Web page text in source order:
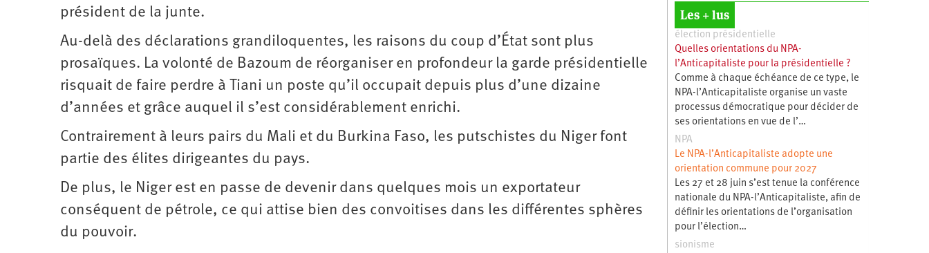
président de la junte.
Au-delà des déclarations grandiloquentes, les raisons du coup d’État sont plus
prosaïques. La volonté de Bazoum de réorganiser en profondeur la garde présidentielle
risquait de faire perdre à Tiani un poste qu’il occupait depuis plus d’une dizaine
d’années et grâce auquel il s’est considérablement enrichi.
Contrairement à leurs pairs du Mali et du Burkina Faso, les putschistes du Niger font
partie des élites dirigeantes du pays.
De plus, le Niger est en passe de devenir dans quelques mois un exportateur
conséquent de pétrole, ce qui attise bien des convoitises dans les différentes sphères
du pouvoir.
Les + lus
élection présidentielle
Quelles orientations du NPA-
l’Anticapitaliste pour la présidentielle ?
Comme à chaque échéance de ce type, le
NPA-l’Anticapitaliste organise un vaste
processus démocratique pour décider de
ses orientations en vue de l’…
NPA
Le NPA-l’Anticapitaliste adopte une
orientation commune pour 2027
Les 27 et 28 juin s’est tenue la conférence
nationale du NPA-l’Anticapitaliste, afin de
définir les orientations de l’organisation
pour l’élection…
sionisme